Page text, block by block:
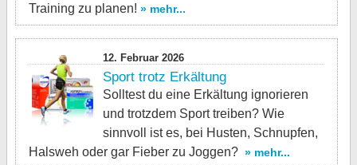
Training zu planen! » mehr...
12. Februar 2026
Sport trotz Erkältung
Solltest du eine Erkältung ignorieren
und trotzdem Sport treiben? Wie
sinnvoll ist es, bei Husten, Schnupfen,
Halsweh oder gar Fieber zu Joggen? » mehr...